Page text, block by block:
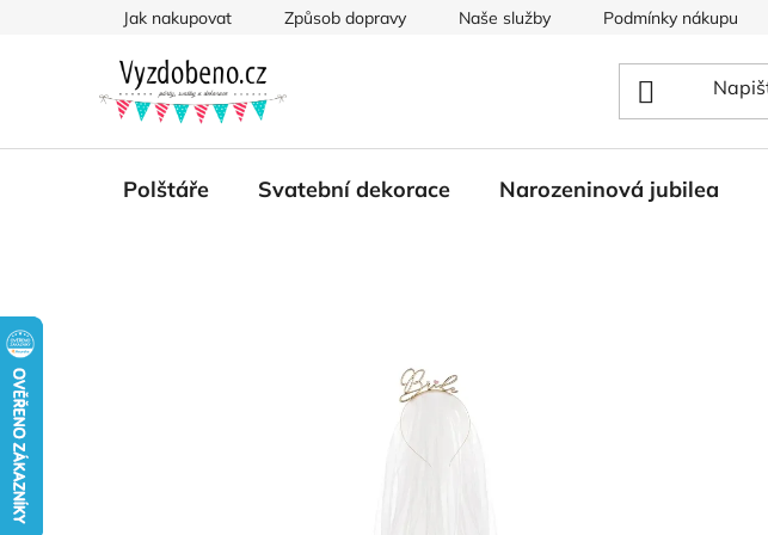
Jak nakupovat Způsob dopravy Naše služby Podmínky nákupu
Polštáře Svatební dekorace Narozeninová jubilea